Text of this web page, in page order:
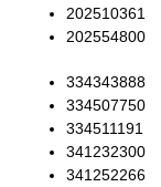
202510361
202554800
334343888
334507750
334511191
341232300
341252266